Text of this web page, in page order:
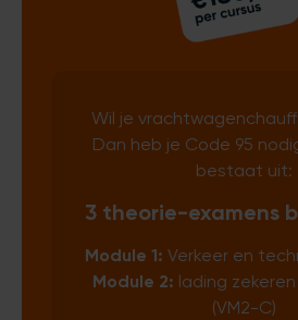
Wil je
Dan heb je Code 95
bestaat uit:
3 theorie-examens
Module 1: Verkeer en
Module 2: lading
(VM2-C)